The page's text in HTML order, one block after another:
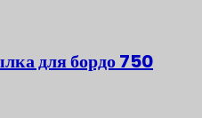
для бордо 750